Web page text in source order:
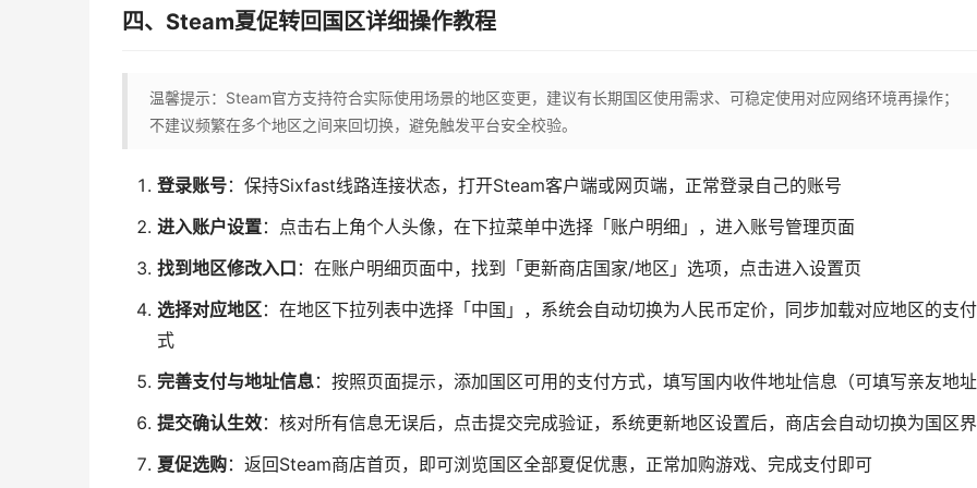
四、Steam夏促转回国区详细操作教程
温馨提示：Steam官方支持符合实际使用场景的地区变更，建议有长期国区使用需求、可稳定使用对应网络环境再操作；
不建议频繁在多个地区之间来回切换，避免触发平台安全校验。
登录账号：保持Sixfast线路连接状态，打开Steam客户端或网页端，正常登录自己的账号
进入账户设置：点击右上角个人头像，在下拉菜单中选择「账户明细」，进入账号管理页面
找到地区修改入口 ：在账户明细页面中，找到「更新商店国家/地区」选项，点击进入设置页
选择对应地区：在地区下拉列表中选择「中国」，系统会自动切换为人民币定价，同步加载对应地区的支
式
完善支付与地址信息：按照页面提示，添加国区可用的支付方式，填写国内收件地址信息（可填写亲友地址
提交确认生效：核对所有信息无误后，点击提交完成验证，系统更新地区设置后，商店会自动切换为国区
夏促选购：返回Steam商店首页，即可浏览国区全部夏促优惠，正常加购游戏、完成支付即可